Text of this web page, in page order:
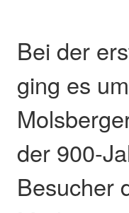
Bei der
ging es
der 900-
Besucher